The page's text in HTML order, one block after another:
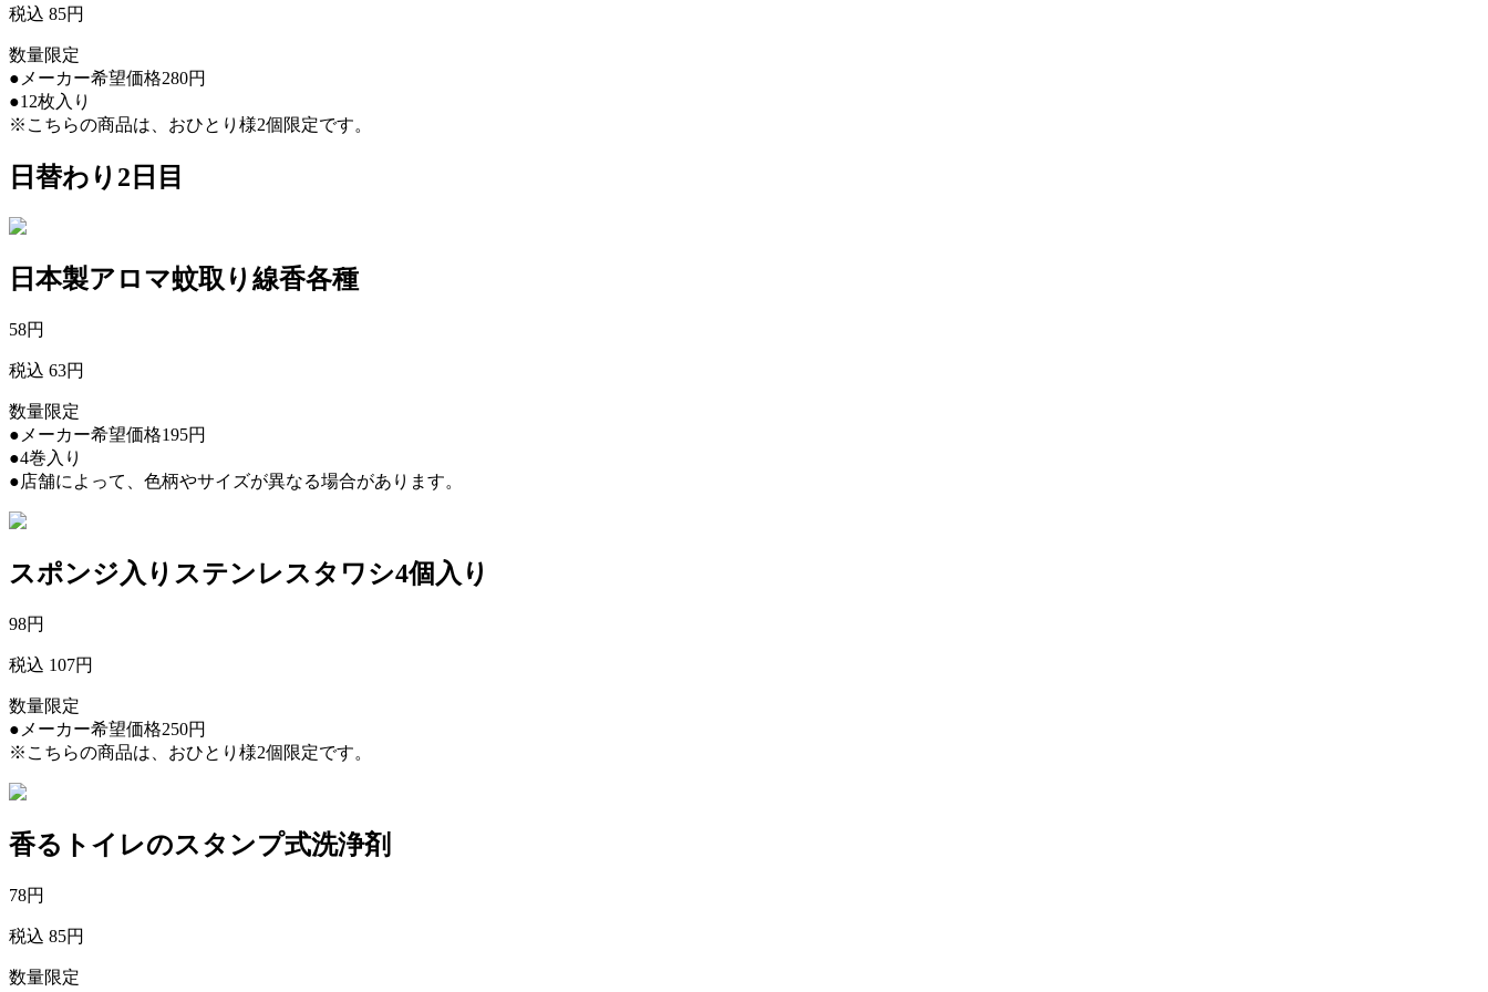
税込 85円
数量限定
●メーカー希望価格280円
●12枚入り
※こちらの商品は、おひとり様2個限定です。
日替わり2日目
日本製アロマ蚊取り線香各種
58円
税込 63円
数量限定
●メーカー希望価格195円
●4巻入り
●店舗によって、色柄やサイズが異なる場合があります。
スポンジ入りステンレスタワシ4個入り
98円
税込 107円
数量限定
●メーカー希望価格250円
※こちらの商品は、おひとり様2個限定です。
香るトイレのスタンプ式洗浄剤
78円
税込 85円
数量限定